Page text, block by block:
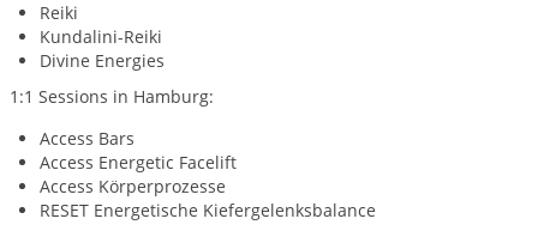
Reiki
Kundalini-Reiki
Divine Energies
1:1 Sessions in Hamburg:
Access Bars
Access Energetic Facelift
Access Körperprozesse
RESET Energetische Kiefergelenksbalance